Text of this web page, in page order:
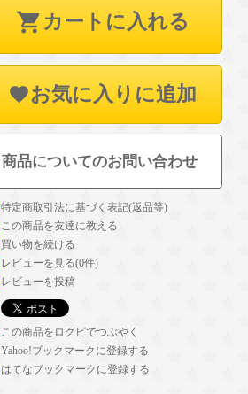
カートに入れる
お気に入りに追加
商品についてのお問い合わせ
特定商取引法に基づく表記(返品等)
この商品を友達に教える
買い物を続ける
レビューを見る(0件)
レビューを投稿
この商品をログピでつぶやく
Yahoo!ブックマークに登録する
はてなブックマークに登録する